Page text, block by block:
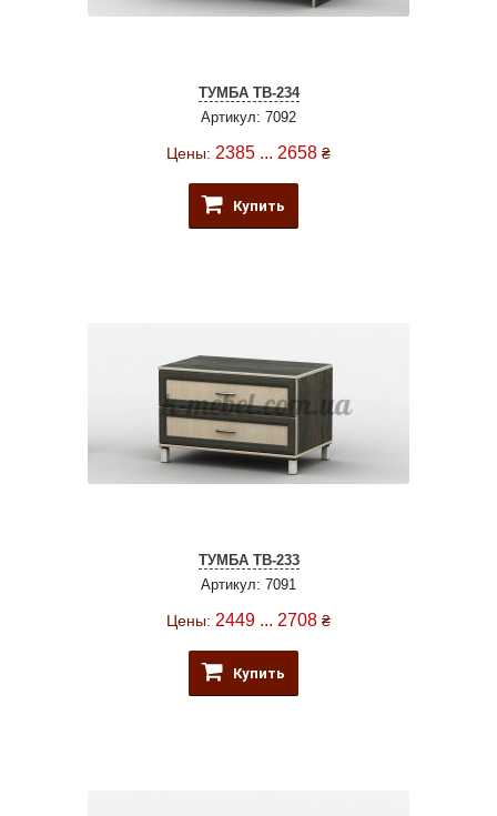
ТУМБА ТВ-234
Артикул: 7092
Цены: 2385 ... 2658 ₴
Купить
ТУМБА ТВ-233
Артикул: 7091
Цены: 2449 ... 2708 ₴
Купить